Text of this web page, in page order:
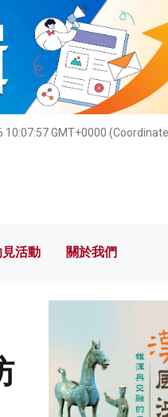
10:07:58 GMT+0000
灼見活動 關於我們
見活動 關於我們